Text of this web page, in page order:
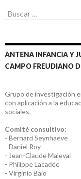
Buscar:
ANTENA INFANCIA Y
CAMPO FREUDIANO
Grupo de investigación
con aplicación a la
sociales.
Comité consultivo:
- Bernard Seynhaeve
- Daniel Roy
- Jean-Claude Maleval
- Philippe Lacadée
- Virginio Baio